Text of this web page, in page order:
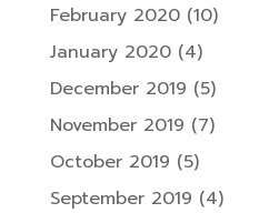
February 2020(10)
January 2020(4)
December 2019 (5)
November 2019 (7)
October 2019 (5)
September 2019 (4)